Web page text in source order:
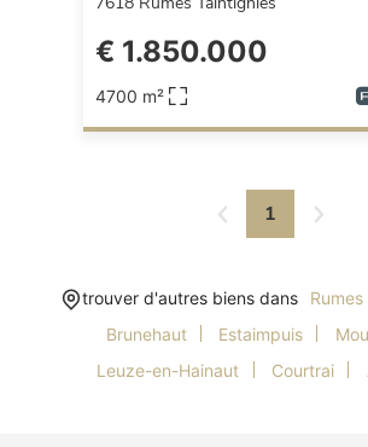
€ 1.850.000
4700 m²
1
trouver d'autres biens dans Rumes
Brunehaut
Estaimpuis
Leuze-en-Hainaut
Courtrai